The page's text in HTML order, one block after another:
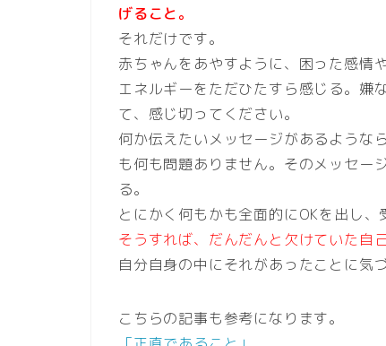
げること。
それだけです。
赤ちゃんをあやすように、困った感情
エネルギーをただひたすら感じる。嫌
て、感じ切ってください。
何か伝えたいメッセージがあるような
も何も問題ありません。そのメッセー
る。
とにかく何もかも全面的にOKを出し、
そうすれば、だんだんと欠けていた自
自分自身の中にそれがあったことに気
こちらの記事も参考になります。